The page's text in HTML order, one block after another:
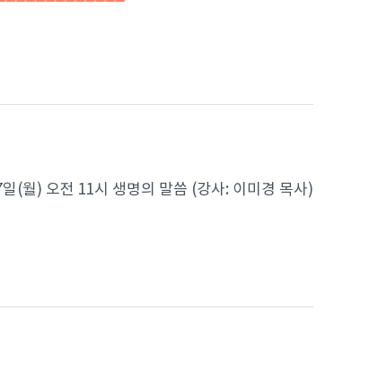
(월) 오전 11시 생명의 말씀 (강사: 이미경 목사)